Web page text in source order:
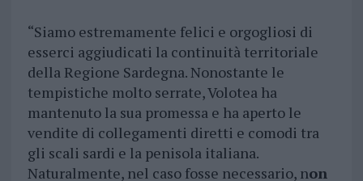
“Siamo estremamente felici e orgogliosi di
esserci aggiudicati la continuità territoriale
della Regione Sardegna. Nonostante le
tempistiche molto serrate, Volotea ha
mantenuto la sua promessa e ha aperto le
vendite di collegamenti diretti e comodi tra
gli scali sardi e la penisola italiana.
Naturalmente, nel caso fosse necessario, non